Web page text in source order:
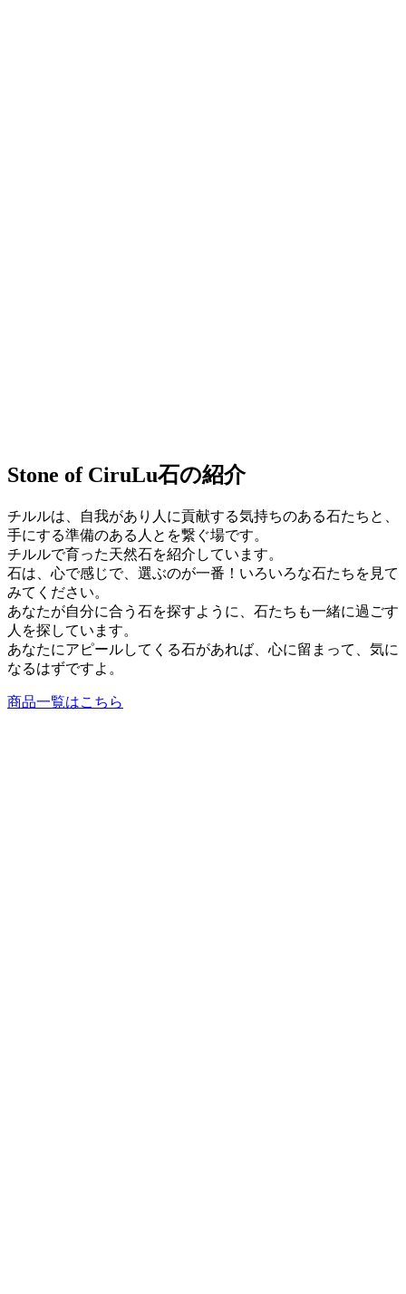
Stone of CiruLu石の紹介
チルルは、自我があり人に貢献する気持ちのある石たちと、
手にする準備のある人とを繋ぐ場です。
チルルで育った天然石を紹介しています。
石は、心で感じで、選ぶのが一番！いろいろな石たちを見て
みてください。
あなたが自分に合う石を探すように、石たちも一緒に過ごす
人を探しています。
あなたにアピールしてくる石があれば、心に留まって、気に
なるはずですよ。
商品一覧はこちら